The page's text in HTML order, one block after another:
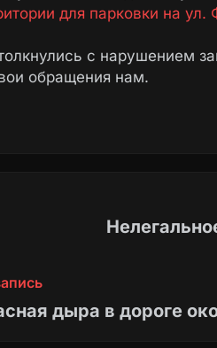
для парковки на ул.
с нарушением
обращения нам.
дыра в дороге